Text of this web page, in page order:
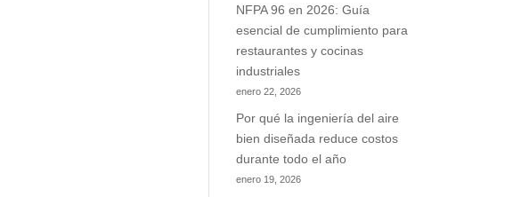
NFPA 96 en 2026: Guía
esencial de cumplimiento para
restaurantes y cocinas
industriales
enero 22, 2026
Por qué la ingeniería del aire
bien diseñada reduce costos
durante todo el año
enero 19, 2026